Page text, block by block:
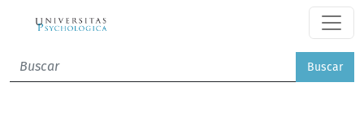
Acercamiento Estadístico a la Realidad de los Menores
Buscar